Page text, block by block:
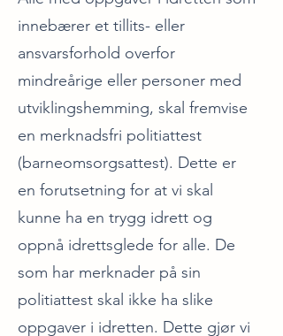
innebærer et tillits- eller
ansvarsforhold overfor
mindreårige eller personer med
utviklingshemming, skal fremvise
en merknadsfri politiattest
(barneomsorgsattest). Dette er
en forutsetning for at vi skal
kunne ha en trygg idrett og
oppnå idrettsglede for alle. De
som har merknader på sin
politiattest skal ikke ha slike
oppgaver i idretten. Dette gjør vi